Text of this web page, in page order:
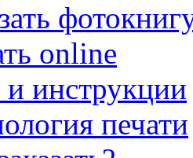
online
и инструкции
печати